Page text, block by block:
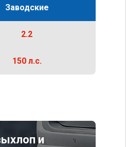
Заводские
2.2
150 л.с.
и